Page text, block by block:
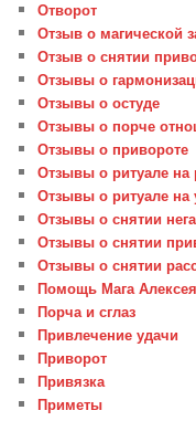
Отворот
Отзыв о магической
Отзыв о снятии
Отзывы о
Отзывы о остуде
Отзывы о порче
Отзывы о привороте
Отзывы о ритуале на
Отзывы о ритуале на
Отзывы о снятии
Отзывы о снятии
Отзывы о снятии
Помощь Мага Алексея
Порча и сглаз
Привлечение удачи
Приворот
Привязка
Приметы